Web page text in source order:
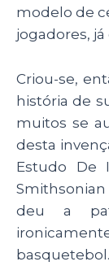
modelo de
jogadores,
Criou-se,
história de
muitos se
desta
Estudo De
deu a